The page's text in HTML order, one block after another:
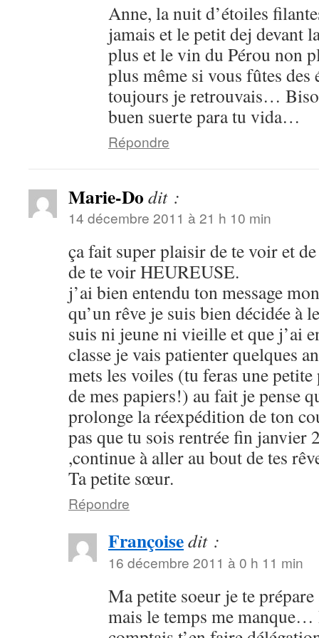
Anne, la nuit d’étoiles
jamais et le petit dej devant
plus et le vin du Pérou non
plus même si vous fûtes
toujours je retrouvais…
buen suerte para tu vida…
Répondre
Marie-Do dit :
14 décembre 2011 à 21 h 10 min
ça fait super plaisir de te voir et
de te voir HEUREUSE.
j’ai bien entendu ton message
qu’un rêve je suis bien décidée à
suis ni jeune ni vieille et que j’ai
classe je vais patienter quelques
mets les voiles (tu feras une petite
de mes papiers!) au fait je pense
prolonge la réexpédition de ton
pas que tu sois rentrée fin
,continue à aller au bout de tes
Ta petite sœur.
Répondre
Françoisedit :
16 décembre 2011 à 0 h 11 min
Ma petite soeur je te
mais le temps me manque…